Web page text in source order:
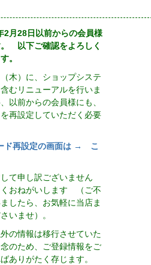
月28日以前からの会員様
以下ご確認をよろしく
。
木）に、ショップシステ
むリニューアルを行いま
以前からの会員様にも、
再設定していただく必要
ド再設定の画面は → こ
て申し訳ございません
おねがいします （ご不
したら、お気軽に当店ま
いませ）。
の情報は移行させていた
のため、ご登録情報をご
ありがたく存じます。